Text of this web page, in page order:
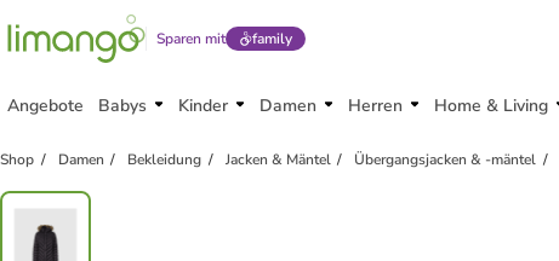
Sparen mit family
Angebote Babys Kinder Damen Herren Home & Living
Shop Damen Bekleidung Jacken & Mäntel Übergangsjacken & -mäntel